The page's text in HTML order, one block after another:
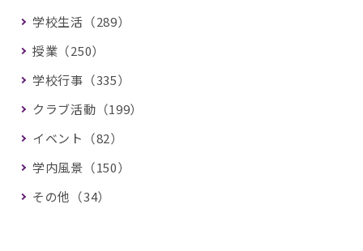
学校生活（289）
授業（250）
学校行事（335）
クラブ活動（199）
イベント（82）
学内風景（150）
その他（34）